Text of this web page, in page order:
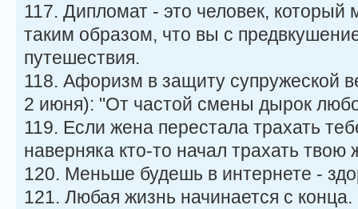
117. Дипломат - это человек, который
таким образом, что вы с
путешествия.
118. Афоризм в защиту супружеской
2 июня): "От частой смены дырок
119. Если жена перестала трахать
наверняка кто-то начал трахать твою
120. Меньше будешь в интернете -
121. Любая жизнь начинается с конца.